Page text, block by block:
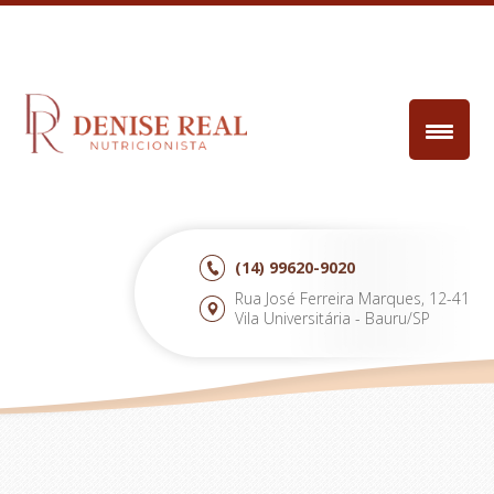
(14) 99620-9020
Rua José Ferreira Marques, 12-41
Vila Universitária - Bauru/SP